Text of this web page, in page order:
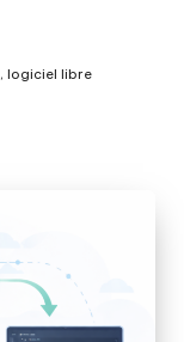
,logiciel libre